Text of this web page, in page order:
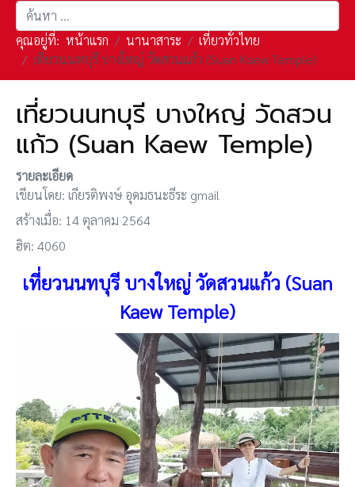
การค้นหา
คุณอยู่ที่: หน้าแรก นานาสาระ
เที่ยวทั่วไทย
เที่ยวนนทบุรี บางใหญ่ วัดสวนแก้ว (Suan Kaew Temple)
เที่ยวนนทบุรี บางใหญ่ วัดสวน
แก้ว (Suan Kaew Temple)
รายละเอียด
เขียนโดย: เกียรติพงษ์ อุดมธนะธีระ gmail
สร้างเมื่อ: 14 ตุลาคม 2564
ฮิต: 4060
เที่ยวนนทบุรี บางใหญ่วัดสวนแก้ว (Suan
Kaew Temple)